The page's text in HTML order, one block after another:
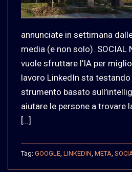
annunciate in settimana
media (e non solo). SOCIAL
vuole sfruttare l’IA per
lavoro LinkedIn sta testando
strumento basato
aiutare le persone a trovare
[…]
Tag: GOOGLE LINKEDIN META